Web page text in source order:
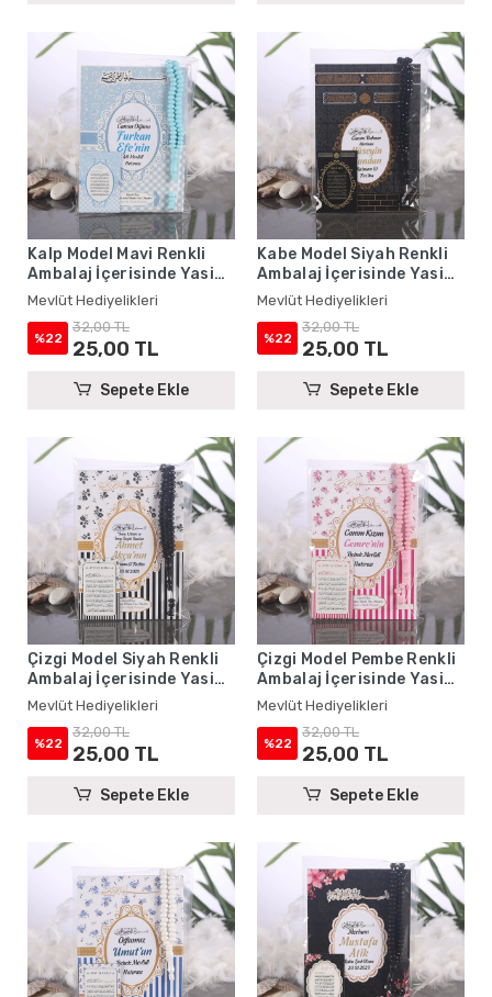
Kalp Model Mavi Renkli
Ambalaj İçerisinde Yasin
Kitabı, Magnet ve Tesbih -
Mevlüt Hediyelikleri
Mevlüt Hediyelikleri
%22
32,00 TL
25,00 TL
Sepete Ekle
Kabe Model Siyah Renkli
Ambalaj İçerisinde Yasin
Kitabı, Magnet ve Tesbih -
Mevlüt Hediyelikleri
Mevlüt Hediyelikleri
%22
32,00 TL
25,00 TL
Sepete Ekle
Çizgi Model Siyah Renkli
Ambalaj İçerisinde Yasin
Kitabı, Magnet ve Tesbih -
Mevlüt Hediyelikleri
Mevlüt Hediyelikleri
%22
32,00 TL
25,00 TL
Sepete Ekle
Çizgi Model Pembe Renkli
Ambalaj İçerisinde Yasin
Kitabı, Magnet ve Tesbih -
Mevlüt Hediyelikleri
Mevlüt Hediyelikleri
%22
32,00 TL
25,00 TL
Sepete Ekle